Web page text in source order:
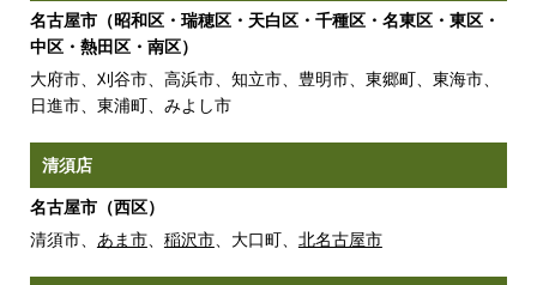
名古屋市（昭和区・瑞穂区・天白区・千種区・名東区・東区・
中区・熱田区・南区）
大府市、刈谷市、高浜市、知立市、豊明市、東郷町、東海市、
日進市、東浦町、みよし市
清須店
名古屋市（西区）
清須市、 あま市、 稲沢市、大口町、 北名古屋市